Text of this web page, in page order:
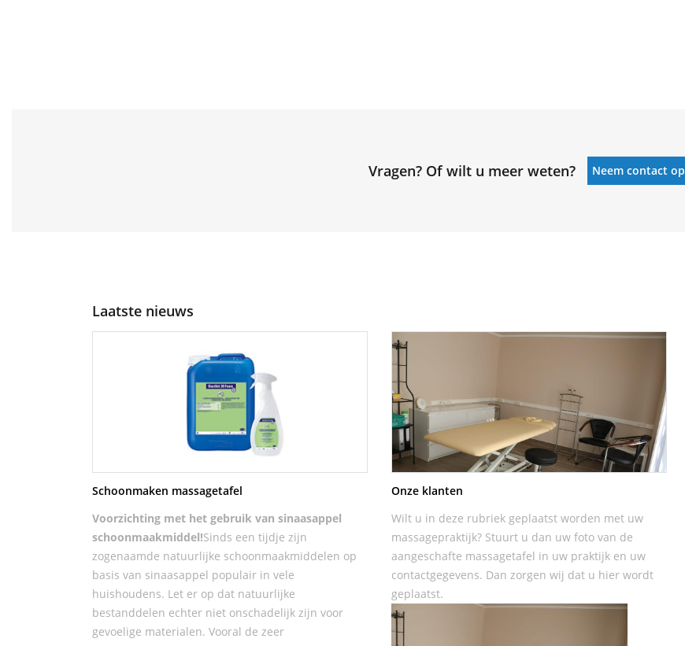
Vragen? Of wilt u meer weten? Neem contact op
Laatste nieuws
Schoonmaken massagetafel
Voorzichting met het gebruik van sinaasappel
schoonmaakmiddel!Sinds een tijdje zijn
zogenaamde natuurlijke schoonmaakmiddelen op
basis van sinaasappel populair in vele
huishoudens. Let er op dat natuurlijke
bestanddelen echter niet onschadelijk zijn voor
gevoelige materialen. Vooral de zeer
Onze klanten
Wilt u in deze rubriek geplaatst worden met uw
massagepraktijk? Stuurt u dan uw foto van de
aangeschafte massagetafel in uw praktijk en uw
contactgegevens. Dan zorgen wij dat u hier wordt
geplaatst.